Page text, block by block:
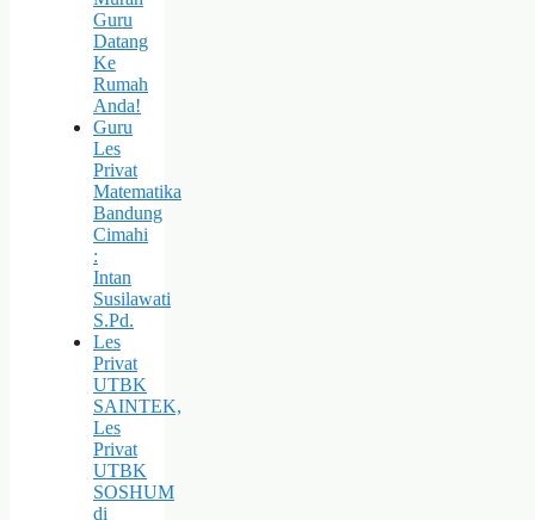
Guru
Datang
Ke
Rumah
Anda!
Guru
Les
Privat
Matematika
Bandung
Cimahi
:
Intan
Susilawati
S.Pd.
Les
Privat
UTBK
SAINTEK,
Les
Privat
UTBK
SOSHUM
di